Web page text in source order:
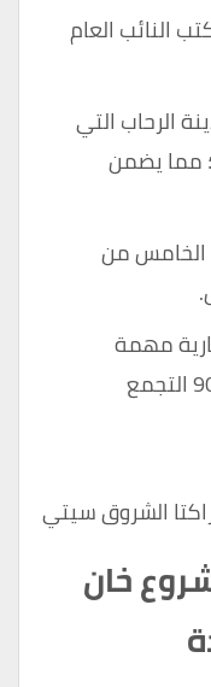
النائب العام
الرحاب التي
مما يضمن
الخامس من
مهمة
منها مول ارتيا، ومول بوينت 90 التجمع
الشروق سيتي
خان